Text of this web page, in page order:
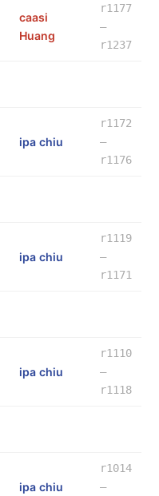
caasi
Huang
r1177
–
r1237
ipa chiu
r1172
–
r1176
ipa chiu
r1119
–
r1171
ipa chiu
r1110
–
r1118
ipa chiu
r1014
–